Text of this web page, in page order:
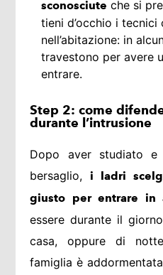
sconosciute che si
tieni d’occhio i tecnici
nell’abitazione: in
travestono per avere
entrare.
Step 2: come
durante l’intrusione
Dopo aver studiato
bersaglio,i ladri
giusto per entrare in
essere durante il
casa, oppure di
famiglia è